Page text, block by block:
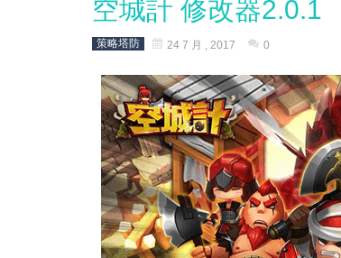
空城計 修改器2.0.1
策略塔防 24 7 月 , 2017 0